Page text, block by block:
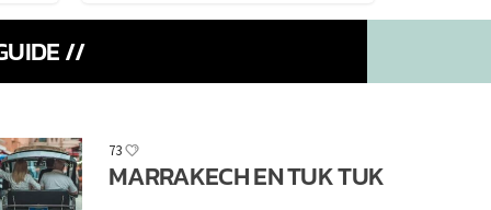
//
73
MARRAKECH EN TUK TUK